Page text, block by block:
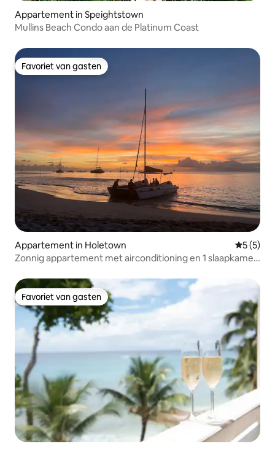
Appartement in Speightstown
Mullins Beach Condo aan de Platinum Coast
Favoriet van gasten
Favoriet van gasten
Appartement in Holetown
5 (5)
Zonnig appartement met airconditioning en 1 slaapkamer
Favoriet van gasten
Favoriet van gasten